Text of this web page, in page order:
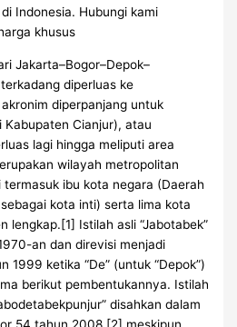
Indonesia. Hubungi kami
khusus
Jakarta–Bogor–Depok–
diperluas ke
diperpanjang untuk
Kabupaten Cianjur), atau
lagi hingga meliputi area
wilayah metropolitan
ibu kota negara (Daerah
kota inti) serta lima kota
lengkap.[1] Istilah asli “Jabotabek”
an dan direvisi menjadi
1999 ketika “De” (untuk “Depok”)
berikut pembentukannya. Istilah
disahkan dalam
54 tahun 2008,[2] meskipun